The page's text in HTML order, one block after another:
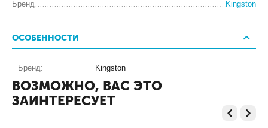
Бренд Kingston
ОСОБЕННОСТИ
Бренд: Kingston
ВОЗМОЖНО, ВАС ЭТО
ЗАИНТЕРЕСУЕТ